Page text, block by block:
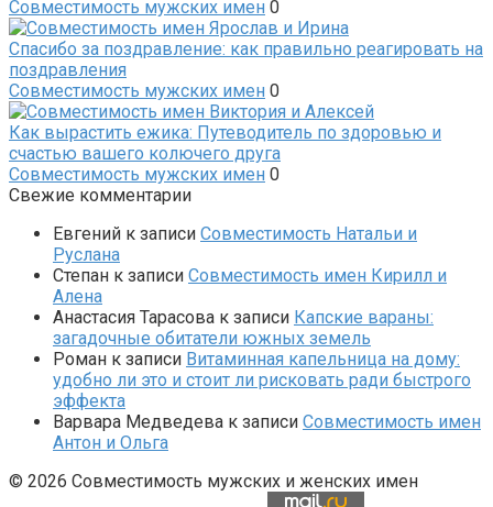
Совместимость мужских имен 0
Спасибо за поздравление: как правильно реагировать на
поздравления
Совместимость мужских имен 0
Как вырастить ежика: Путеводитель по здоровью и
счастью вашего колючего друга
Совместимость мужских имен 0
Свежие комментарии
Евгений к записи Совместимость Натальи и
Руслана
Степан к записи Совместимость имен Кирилл и
Алена
Анастасия Тарасова к записи Капские вараны:
загадочные обитатели южных земель
Роман к записи Витаминная капельница на дому:
удобно ли это и стоит ли рисковать ради быстрого
эффекта
Варвара Медведева к записи Совместимость имен
Антон и Ольга
© 2026 Совместимость мужских и женских имен